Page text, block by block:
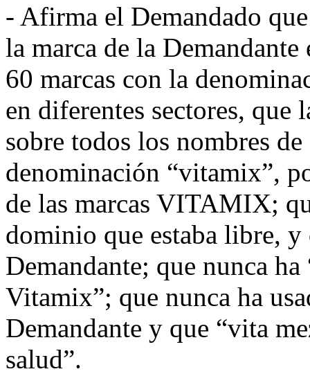
- Afirma el Demandado
la marca de la
60 marcas con la
en diferentes sectores, que
sobre todos los nombres
denominación “vitamix”,
de las marcas VITAMIX;
dominio que estaba libre, y
Demandante; que nunca
Vitamix”; que nunca ha
Demandante y que “vita
salud”.